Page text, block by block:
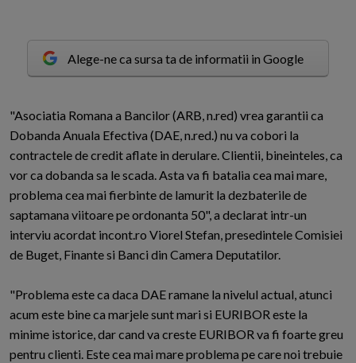
Alege-ne ca sursa ta de informatii in Google
"Asociatia Romana a Bancilor (ARB, n.red) vrea garantii ca
Dobanda Anuala Efectiva (DAE, n.red.) nu va cobori la
contractele de credit aflate in derulare. Clientii, bineinteles, ca
vor ca dobanda sa le scada. Asta va fi batalia cea mai mare,
problema cea mai fierbinte de lamurit la dezbaterile de
saptamana viitoare pe ordonanta 50", a declarat intr-un
interviu acordat incont.ro Viorel Stefan, presedintele Comisiei
de Buget, Finante si Banci din Camera Deputatilor.
"Problema este ca daca DAE ramane la nivelul actual, atunci
acum este bine ca marjele sunt mari si EURIBOR este la
minime istorice, dar cand va creste EURIBOR va fi foarte greu
pentru clienti. Este cea mai mare problema pe care noi trebuie